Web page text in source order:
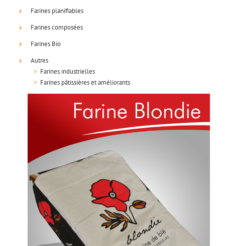
Farines planifiables
Farines composées
Farines Bio
Autres
> Farines industrielles
> Farines pâtissières et améliorants